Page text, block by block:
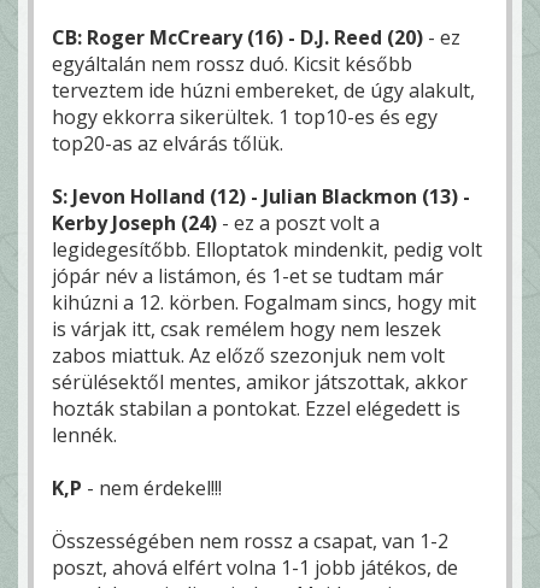
CB: Roger McCreary (16) - D.J. Reed (20) - ez
egyáltalán nem rossz duó. Kicsit később
terveztem ide húzni embereket, de úgy alakult,
hogy ekkorra sikerültek. 1 top10-es és egy
top20-as az elvárás tőlük.
S: Jevon Holland (12) - Julian Blackmon (13) -
Kerby Joseph (24) - ez a poszt volt a
legidegesítőbb. Elloptatok mindenkit, pedig volt
jópár név a listámon, és 1-et se tudtam már
kihúzni a 12. körben. Fogalmam sincs, hogy mit
is várjak itt, csak remélem hogy nem leszek
zabos miattuk. Az előző szezonjuk nem volt
sérülésektől mentes, amikor játszottak, akkor
hozták stabilan a pontokat. Ezzel elégedett is
lennék.
K,P - nem érdekel!!!
Összességében nem rossz a csapat, van 1-2
poszt, ahová elfért volna 1-1 jobb játékos, de